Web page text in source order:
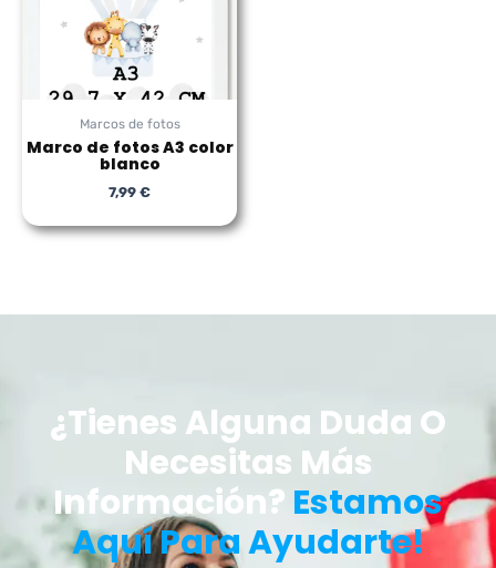
Marcos de fotos
Marco de fotos A3 color
blanco
7,99 €
¿Tienes Alguna Duda O
Necesitas Más
Información? Estamos
Aquí Para Ayudarte!